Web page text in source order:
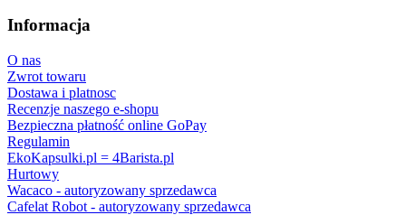
Informacja
O nas
Zwrot towaru
Dostawa i platnosc
Recenzje naszego e-shopu
Bezpieczna płatność online GoPay
Regulamin
EkoKapsulki.pl = 4Barista.pl
Hurtowy
Wacaco - autoryzowany sprzedawca
Cafelat Robot - autoryzowany sprzedawca